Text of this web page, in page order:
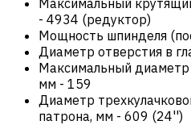
- 4934 (редуктор)
Мощность шпинделя
Диаметр отверстия в
Максимальный диаметр
мм - 159
Диаметр
патрона, мм - 609 (24'')